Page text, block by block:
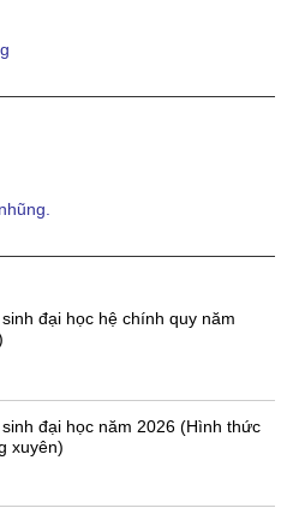
đại học hệ chính quy năm
đại học năm 2026 (Hình thức
xuyên)